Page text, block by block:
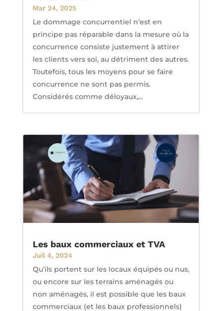
Mar 24, 2025
Le dommage concurrentiel n’est en
principe pas réparable dans la mesure où la
concurrence consiste justement à attirer
les clients vers soi, au détriment des autres.
Toutefois, tous les moyens pour se faire
concurrence ne sont pas permis.
Considérés comme déloyaux,...
Les baux commerciaux et TVA
Juil 4, 2024
Qu’ils portent sur les locaux équipés ou nus,
ou encore sur les terrains aménagés ou
non aménagés, il est possible que les baux
commerciaux (et les baux professionnels)